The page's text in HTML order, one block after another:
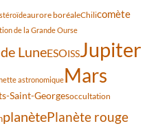
aurore boréaleChilicomète
de la Grande Ourse
LuneESOISSJupiter
astronomiqueMars
Saint-Georgesoccultation
planètePlanète rouge